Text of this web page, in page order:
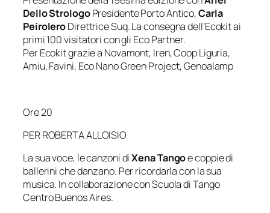
Dello StrologoPresidente Porto Antico,Carla
PeiroleroDirettrice Suq. La consegna dell’Ecokit ai
primi 100 visitatori con gli Eco Partner.
Per Ecokit grazie a Novamont, Iren, Coop Liguria,
Amiu, Favini, Eco Nano Green Project, Genoalamp
Ore 20
PER ROBERTA ALLOISIO
La sua voce, le canzoni diXena Tangoe coppie di
ballerini che danzano. Per ricordarla con la sua
musica. In collaborazione con Scuola di Tango
Centro Buenos Aires.